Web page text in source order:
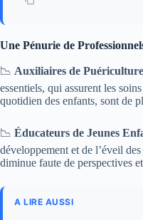
Une Pénurie de
📉 Auxiliaires de
essentiels, qui assurent les
quotidien des enfants, sont de
📉 Éducateurs de Jeunes
développement et de l’éveil
diminue faute de perspectives
A LIRE AUSSI